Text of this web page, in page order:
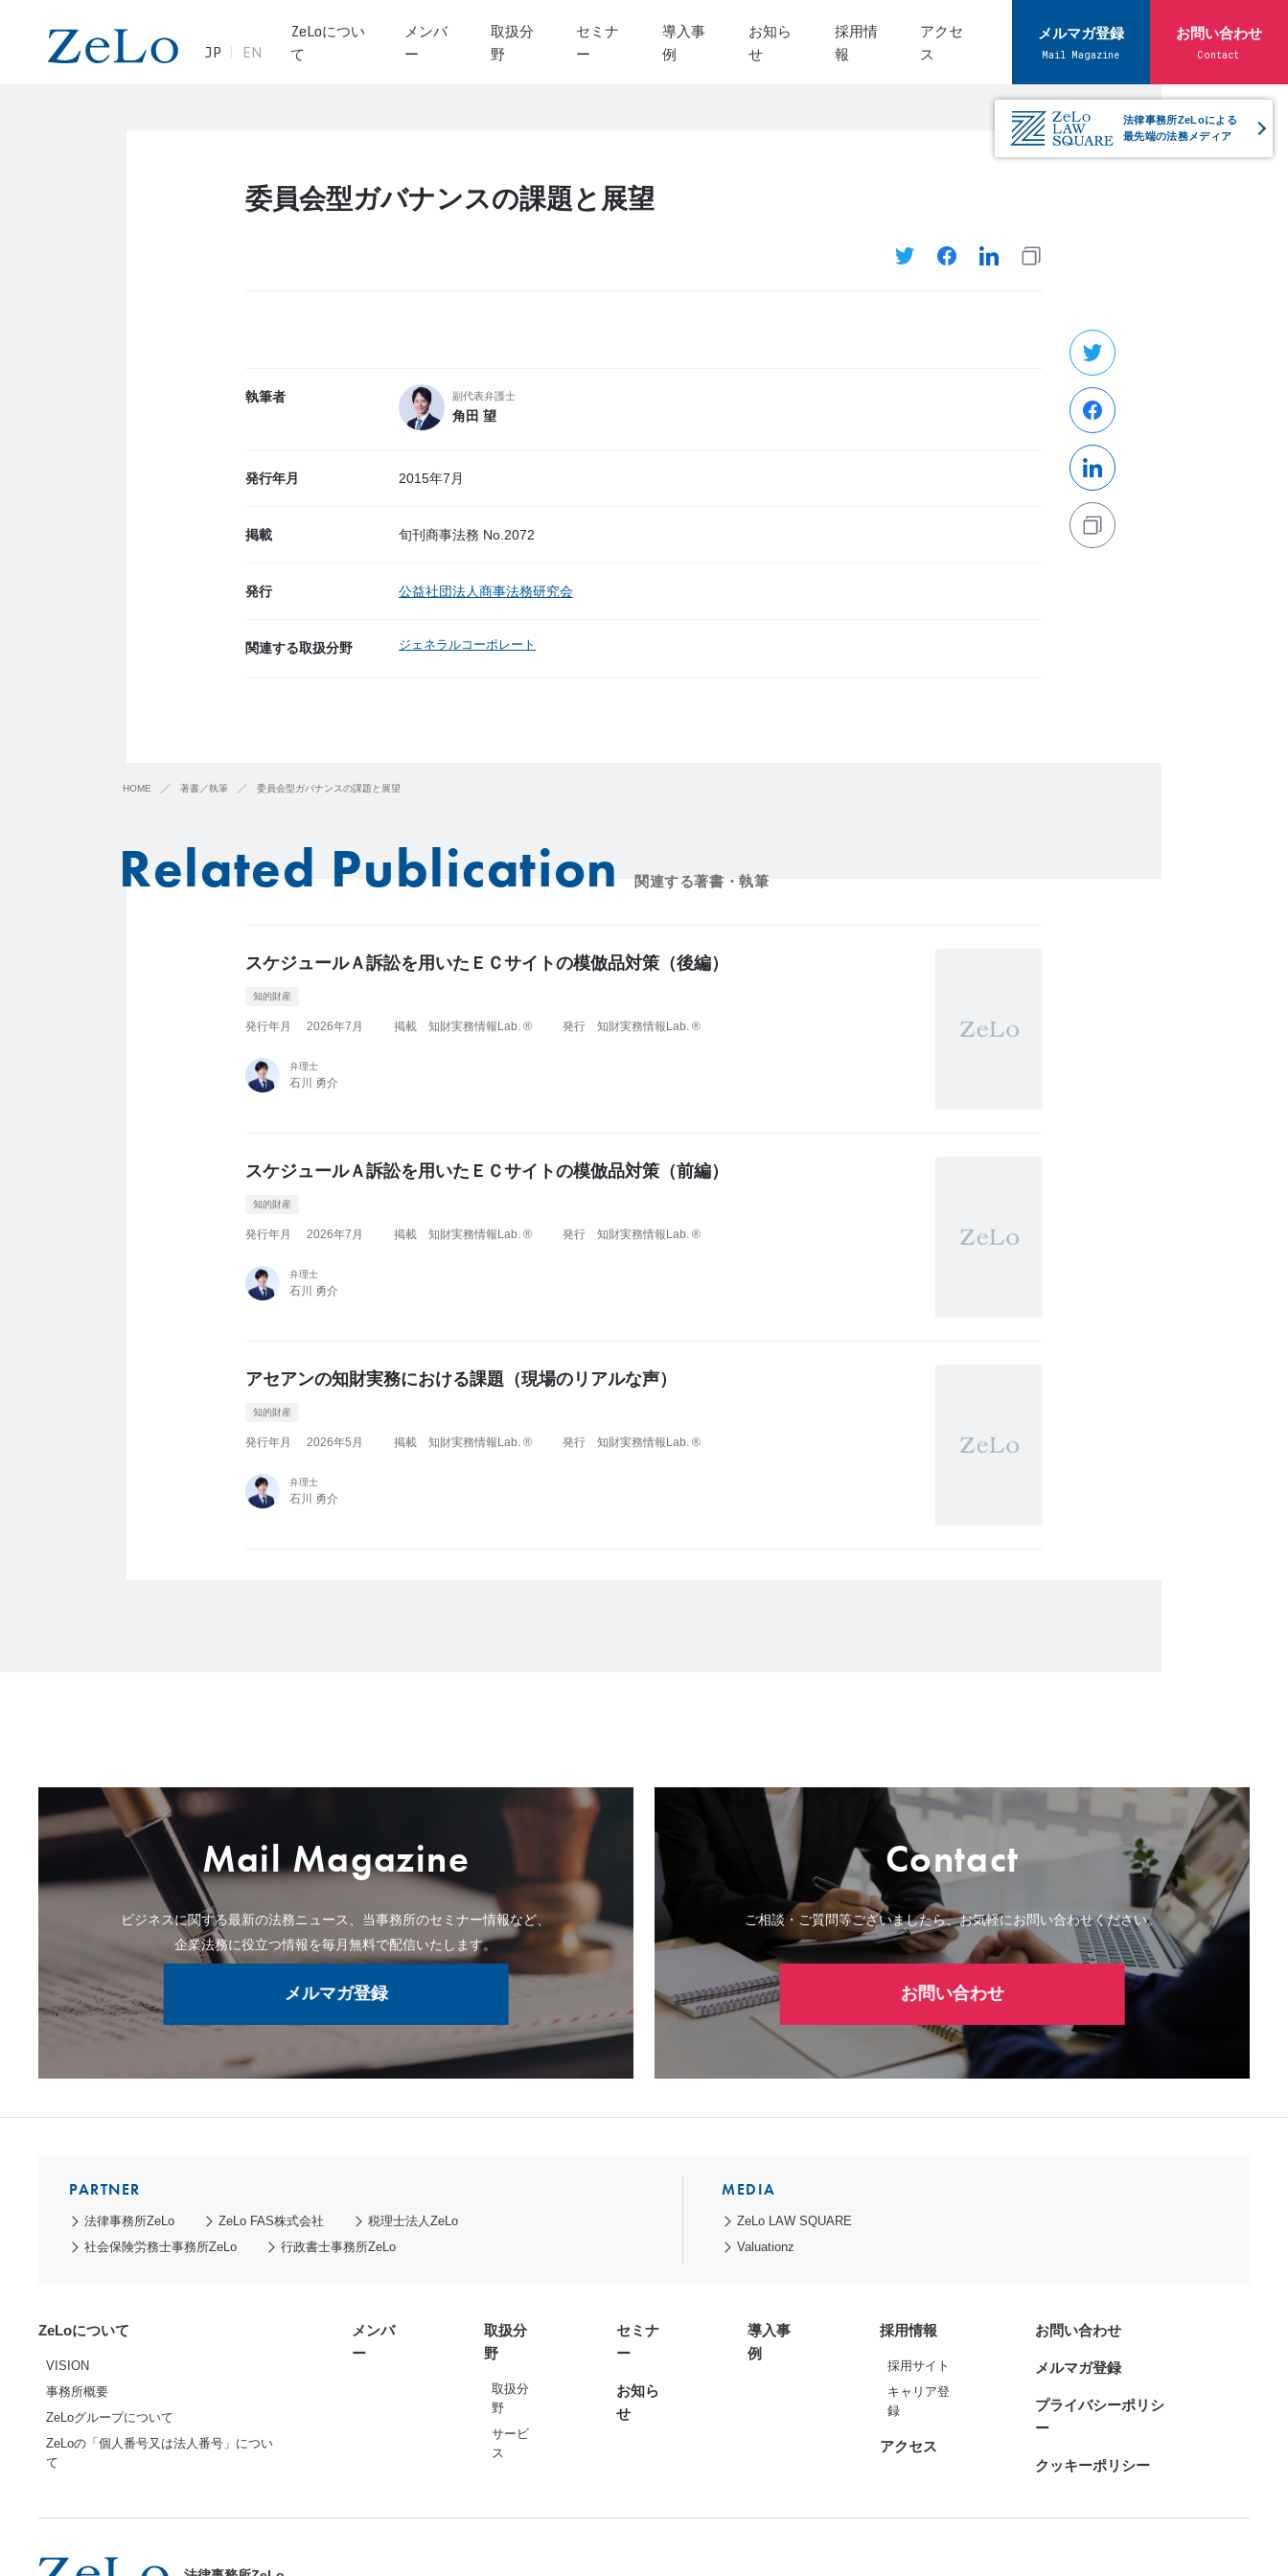
JP EN
ZeLoについ
て
メンバ
ー
取扱分
野
セミナ
ー
導入事
例
お知ら
せ
採用情
報
アクセ
ス
メルマガ登録
Mail Magazine
お問い合わせ
Contact
法律事務所ZeLoによる
最先端の法務メディア
委員会型ガバナンスの課題と展望
執筆者 副代表弁護士
角田 望
発行年月 2015年7月
掲載 旬刊商事法務 No.2072
発行 公益社団法人商事法務研究会
関連する取扱分野 ジェネラルコーポレート
HOME 著書／執筆 委員会型ガバナンスの課題と展望
Related Publication 関連する著書・執筆
スケジュールＡ訴訟を用いたＥＣサイトの模倣品対策（後編）
知的財産
発行年月 2026年7月 掲載 知財実務情報Lab. ® 発行 知財実務情報Lab. ®
弁理士
石川 勇介
スケジュールＡ訴訟を用いたＥＣサイトの模倣品対策（前編）
知的財産
発行年月 2026年7月 掲載 知財実務情報Lab. ® 発行 知財実務情報Lab. ®
弁理士
石川 勇介
アセアンの知財実務における課題（現場のリアルな声）
知的財産
発行年月 2026年5月 掲載 知財実務情報Lab. ® 発行 知財実務情報Lab. ®
弁理士
石川 勇介
Mail Magazine
ビジネスに関する最新の法務ニュース、当事務所のセミナー情報など、
企業法務に役立つ情報を毎月無料で配信いたします。
メルマガ登録
Contact
ご相談・ご質問等ございましたら、お気軽にお問い合わせください。
お問い合わせ
PARTNER
法律事務所ZeLo ZeLo FAS株式会社
税理士法人ZeLo
社会保険労務士事務所ZeLo
行政書士事務所ZeLo
MEDIA
ZeLo LAW SQUARE
Valuationz
ZeLoについて
VISION
事務所概要
ZeLoグループについて
ZeLoの「個人番号又は法人番号」につい
て
メンバ
ー
取扱分
野
取扱分
野
サービ
ス
セミナ
ー
お知ら
せ
導入事
例
採用情報
採用サイト
キャリア登
録
アクセス
お問い合わせ
メルマガ登録
プライバシーポリシ
ー
クッキーポリシー